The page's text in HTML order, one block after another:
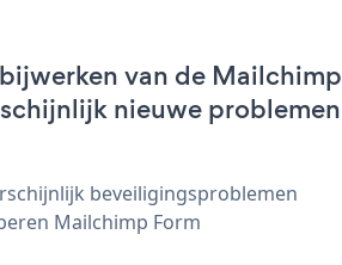
van de Mailchimp
nieuwe problemen
beveiligingsproblemen
Mailchimp Form